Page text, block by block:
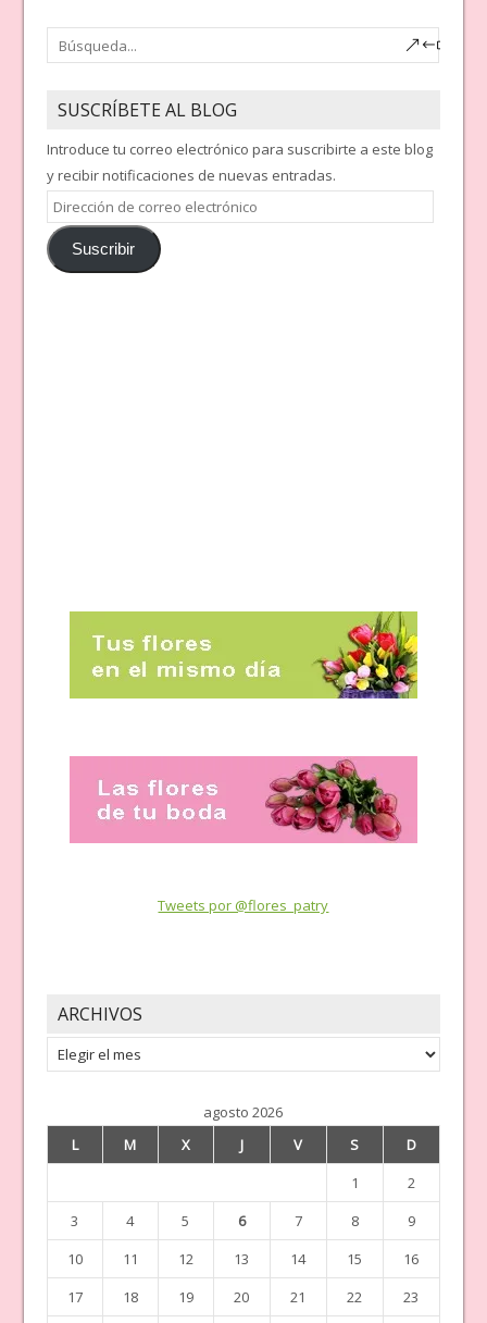
SUSCRÍBETE AL BLOG
Introduce tu correo electrónico para suscribirte a este blog
y recibir notificaciones de nuevas entradas.
Dirección
de
correoSuscribir
Tweets por @flores_patry
ARCHIVOS
Archivos
agosto 2026
L
M X J V S
D
1
2
3
4 5 6 7 8
9
10
11 12 13 14 15
16
17
18 19 20 21 22
23